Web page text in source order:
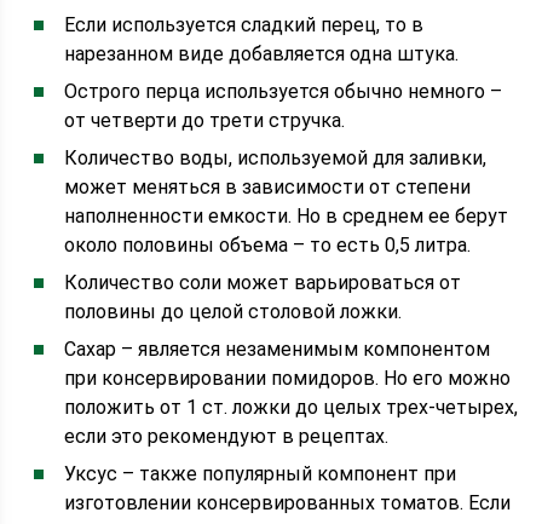
Если используется сладкий перец, то в
нарезанном виде добавляется одна штука.
Острого перца используется обычно немного –
от четверти до трети стручка.
Количество воды, используемой для заливки,
может меняться в зависимости от степени
наполненности емкости. Но в среднем ее берут
около половины объема – то есть 0,5 литра.
Количество соли может варьироваться от
половины до целой столовой ложки.
Сахар – является незаменимым компонентом
при консервировании помидоров. Но его можно
положить от 1 ст. ложки до целых трех-четырех,
если это рекомендуют в рецептах.
Уксус – также популярный компонент при
изготовлении консервированных томатов. Если